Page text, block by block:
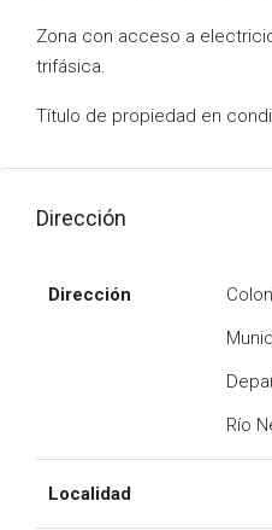
Zona con acceso a
trifásica.
Título de propiedad en
Dirección
Dirección
Río
Localidad